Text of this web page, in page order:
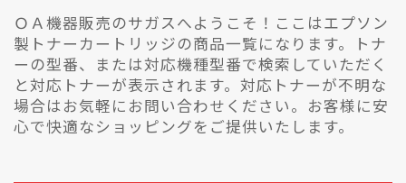
ＯＡ機器販売のサガスへようこそ！ここはエプソン
製トナーカートリッジの商品一覧になります。トナ
ーの型番、または対応機種型番で検索していただく
と対応トナーが表示されます。対応トナーが不明な
場合はお気軽にお問い合わせください。お客様に安
心で快適なショッピングをご提供いたします。